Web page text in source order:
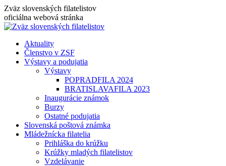
Skip
to
content
Zväz slovenských filatelistov
oficiálna webová stránka
Aktuality
Členstvo v ZSF
Výstavy a podujatia
Výstavy
POPRADFILA 2024
BRATISLAVAFILA 2023
Inaugurácie známok
Burzy
Ostatné podujatia
Slovenská poštová známka
Mládežnícka filatelia
Prihláška do krúžku
Krúžky mladých filatelistov
Vzdelávanie